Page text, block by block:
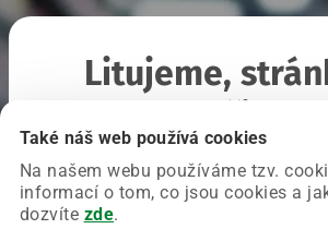
Také náš web používá cookies
Na našem webu používáme tzv.
informací o tom, co jsou cookies a
dozvíte zde.
Litujeme,
Chyba nastala na naší straně a už
Zkuste prosím znovu načíst